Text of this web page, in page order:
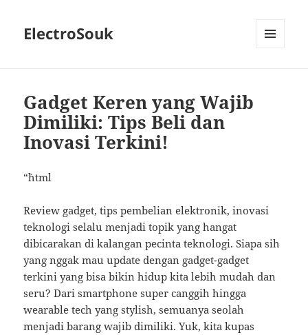
ElectroSouk
Gadget Keren yang Wajib
Dimiliki: Tips Beli dan
Inovasi Terkini!
“`html
Review gadget, tips pembelian elektronik, inovasi
teknologi selalu menjadi topik yang hangat
dibicarakan di kalangan pecinta teknologi. Siapa sih
yang nggak mau update dengan gadget-gadget
terkini yang bisa bikin hidup kita lebih mudah dan
seru? Dari smartphone super canggih hingga
wearable tech yang stylish, semuanya seolah
menjadi barang wajib dimiliki. Yuk, kita kupas